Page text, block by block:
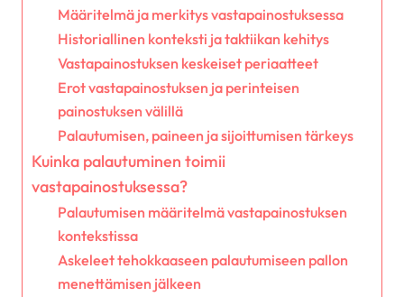
Määritelmä ja merkitys vastapainostuksessa
Historiallinen konteksti ja taktiikan kehitys
Vastapainostuksen keskeiset periaatteet
Erot vastapainostuksen ja perinteisen
painostuksen välillä
Palautumisen, paineen ja sijoittumisen tärkeys
Kuinka palautuminen toimii
vastapainostuksessa?
Palautumisen määritelmä vastapainostuksen
kontekstissa
Askeleet tehokkaaseen palautumiseen pallon
menettämisen jälkeen